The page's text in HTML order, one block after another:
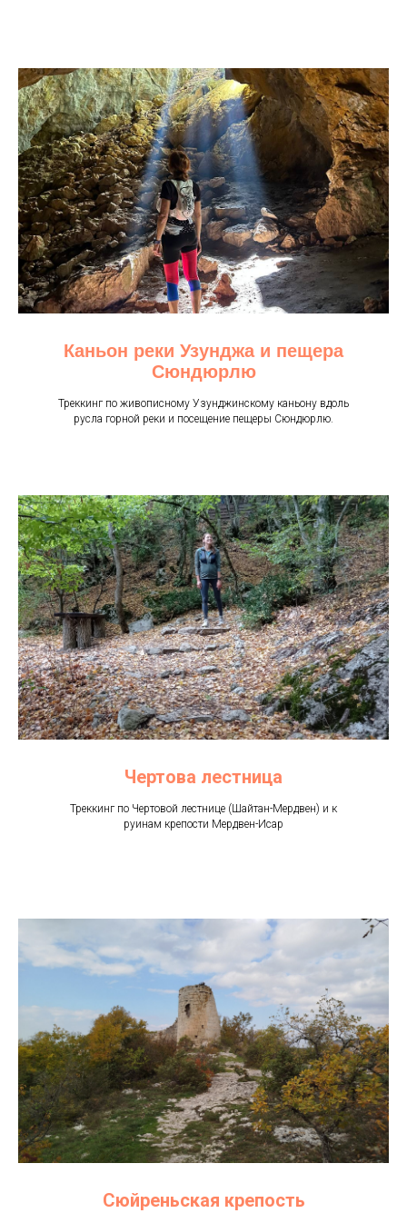
Каньон реки Узунджа и пещера
Сюндюрлю
Треккинг по живописному Узунджинскому каньону вдоль
русла горной реки и посещение пещеры Сюндюрлю.
Чертова лестница
Треккинг по Чертовой лестнице (Шайтан-Мердвен) и к
руинам крепости Мердвен-Исар
Сюйреньская крепость